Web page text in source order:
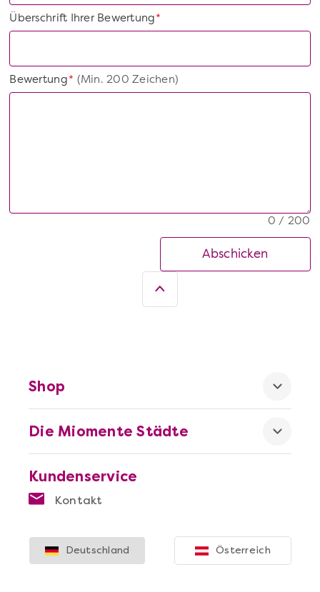
*
Überschrift Ihrer Bewertung
*
Bewertung(Min. 200 Zeichen)
0 / 200
Abschicken
Kundenservice
Kontakt
Die Miomente Städte
Shop
Deutschland Österreich